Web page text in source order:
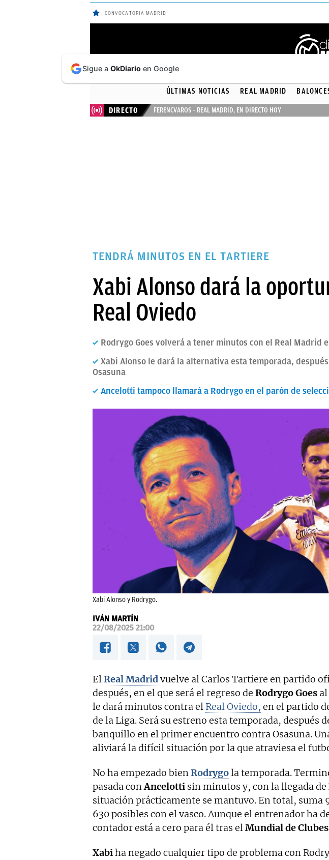
CONVOCATORIA MADRID
ÚLTIMAS
NOTICIAS
REAL
OKDIARIO
ÚLTIMAS NOTICIAS REAL MADRID
DIRECTO FERENCVAROS – REAL MADRID, EN DIRECTO HOY
TENDRÁ MINUTOS EN EL TARTIERE
Xabi Alonso dará la
Real Oviedo
Rodrygo Goes volverá a tener minutos con el Real Madrid
Xabi Alonso le dará la alternativa esta temporada,
Osasuna
Ancelotti tampoco llamará a Rodrygo en el parón de
Xabi Alonso y Rodrygo.
IVÁN MARTÍN
22/08/2025 21:00
ElReal Madridvuelve al Carlos Tartiere en partido
después, en el que será el regreso de Rodrygo Goes
le dará minutos contra el Real Oviedo, en el partido
de la Liga. Será su estreno esta temporada, después
banquillo en el primer encuentro contra Osasuna.
aliviará la difícil situación por la que atraviesa el
No ha empezado bienRodrygola temporada.
pasada conAncelotti sin minutos y, con la llegada
situación prácticamente se mantuvo. En total, suma
630 posibles con el vasco. Aunque el entrenador ha
contador está a cero para él tras elMundial de Clubes
Xabiha negado cualquier tipo de problema con
Sigue a OkDiario en Google